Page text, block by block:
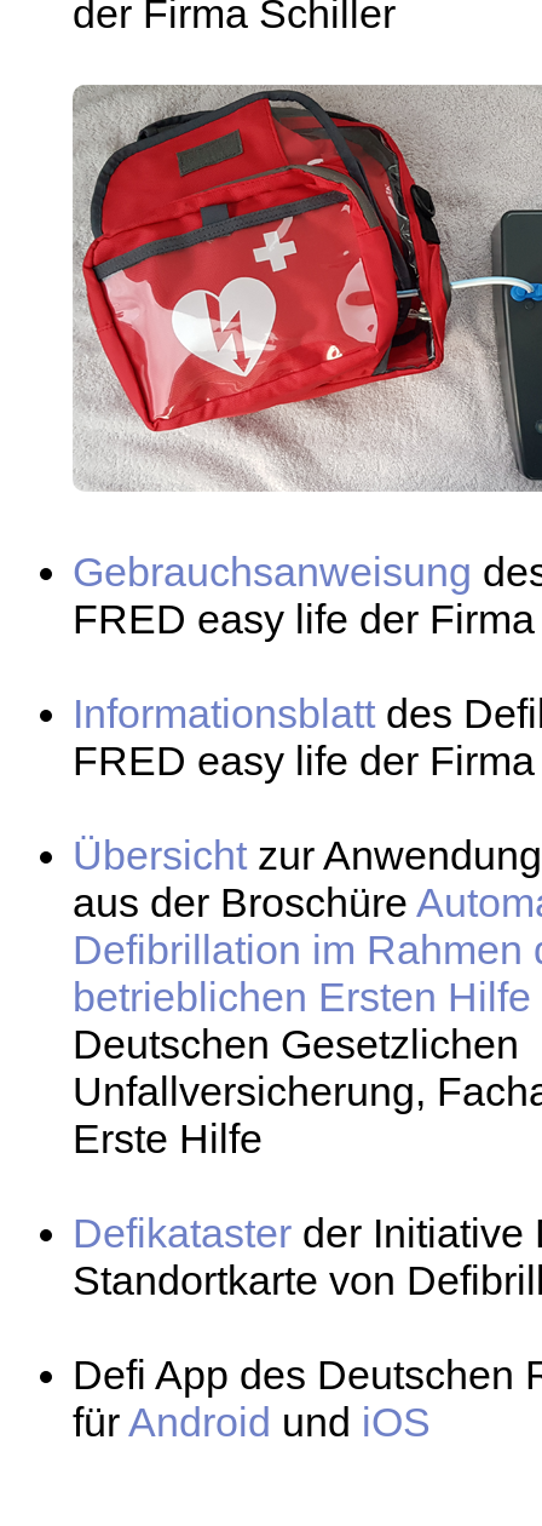
der Firma Schiller
Gebrauchsanweisung
FRED easy life der
Informationsblattdes
FRED easy life der
Übersichtzur
aus der Broschüre
Defibrillation im Rahmen
betrieblichen Ersten Hilfe
Deutschen Gesetzlichen
Unfallversicherung,
Erste Hilfe
Defikataster der Initiative
Standortkarte von
Defi App des Deutschen
fürAndroid und iOS